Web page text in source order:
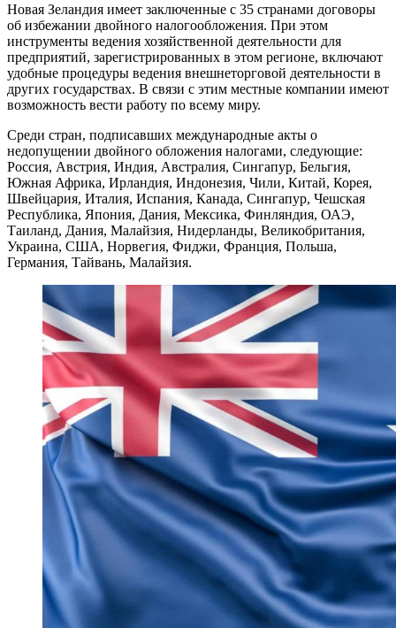
Новая Зеландия имеет заключенные с 35 странами договоры
об избежании двойного налогообложения. При этом
инструменты ведения хозяйственной деятельности для
предприятий, зарегистрированных в этом регионе, включают
удобные процедуры ведения внешнеторговой деятельности в
других государствах. В связи с этим местные компании имеют
возможность вести работу по всему миру.
Среди стран, подписавших международные акты о
недопущении двойного обложения налогами, следующие:
Россия, Австрия, Индия, Австралия, Сингапур, Бельгия,
Южная Африка, Ирландия, Индонезия, Чили, Китай, Корея,
Швейцария, Италия, Испания, Канада, Сингапур, Чешская
Республика, Япония, Дания, Мексика, Финляндия, ОАЭ,
Таиланд, Дания, Малайзия, Нидерланды, Великобритания,
Украина, США, Норвегия, Фиджи, Франция, Польша,
Германия, Тайвань, Малайзия.